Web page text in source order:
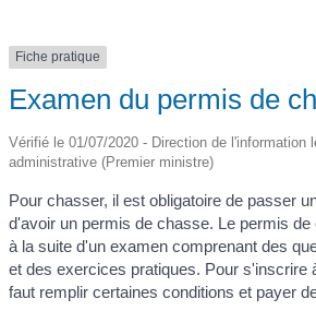
Fiche pratique
Examen du permis de
Vérifié le 01/07/2020 - Direction de l'information
administrative (Premier ministre)
Pour chasser, il est obligatoire de passer
d'avoir un permis de chasse. Le permis
à la suite d'un examen comprenant des
et des exercices pratiques. Pour s'inscrire
faut remplir certaines conditions et payer